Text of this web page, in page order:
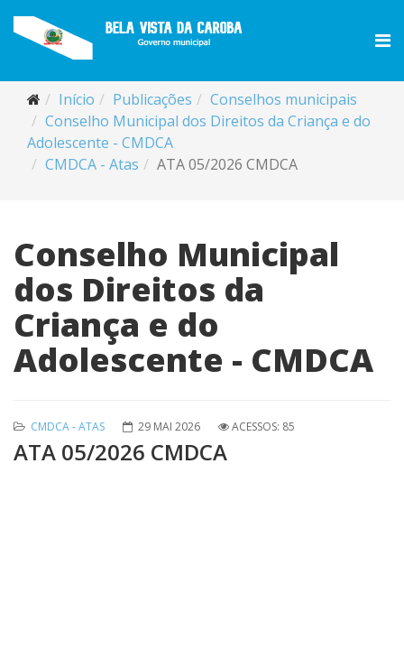
Início Publicações
Conselhos municipais
Conselho Municipal dos Direitos da Criança e do
Adolescente - CMDCA
CMDCA - Atas
ATA 05/2026 CMDCA
Conselho Municipal
dos Direitos da
Criança e do
Adolescente - CMDCA
CMDCA - ATAS 29 MAI 2026 ACESSOS: 85
ATA 05/2026 CMDCA